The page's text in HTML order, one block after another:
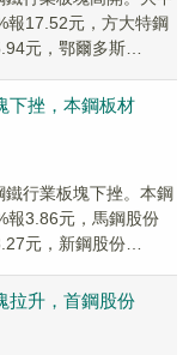
報17.52元，方大特鋼
元，鄂爾多斯
下挫，本鋼板材
行業板塊下挫。本鋼
報3.86元，馬鋼股份
元，新鋼股份
拉升，首鋼股份